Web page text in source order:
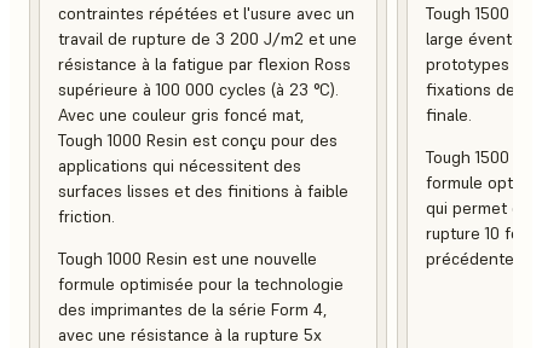
contraintes répétées et l'usure avec un
travail de rupture de 3 200 J/m2 et une
résistance à la fatigue par flexion Ross
supérieure à 100 000 cycles (à 23 °C).
Avec une couleur gris foncé mat,
Tough 1000 Resin est conçu pour des
applications qui nécessitent des
surfaces lisses et des finitions à faible
friction.
Tough 1000 Resin est une nouvelle
formule optimisée pour la technologie
des imprimantes de la série Form 4,
avec une résistance à la rupture 5x
Tough 1500
large éventail
prototypes
fixations
finale.
Tough 1500
formule
qui permet
rupture 10 fois
précédente.